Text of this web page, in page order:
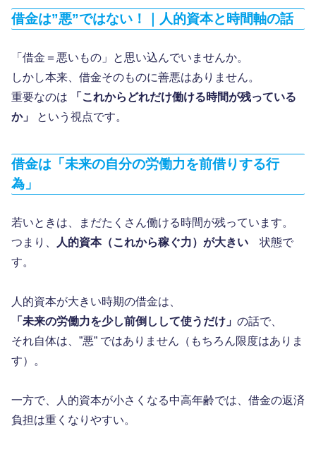
借金は”悪”ではない！｜人的資本と時間軸の話
「借金＝悪いもの」と思い込んでいませんか。
しかし本来、借金そのものに善悪はありません。
重要なのは
「これからどれだけ働ける時間が残っている
か」
という視点です。
借金は「未来の自分の労働力を前借りする行
為」
若いときは、まだたくさん働ける時間が残っています。
つまり、
人的資本（これから稼ぐ力）が大きい 状態で
す。
人的資本が大きい時期の借金は、
「未来の労働力を少し前倒しして使うだけ」 の話で、
それ自体は、”悪” ではありません（もちろん限度はありま
す）。
一方で、人的資本が小さくなる中高年齢では、借金の返済
負担は重くなりやすい。